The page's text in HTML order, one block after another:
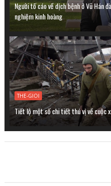
Người tố cáo về dịch bệnh ở Vũ Hán
nghiệm kinh hoàng
THE-GIOI
Tiết lộ một số chi tiết thú vị về cuộc